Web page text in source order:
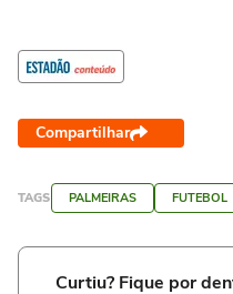
Compartilhar
TAGS PALMEIRAS FUTEBOL
Curtiu? Fique por